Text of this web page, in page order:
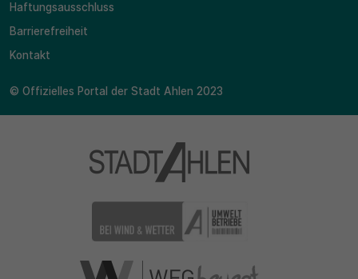
Haftungsausschluss
Barrierefreiheit
Kontakt
© Offizielles Portal der Stadt Ahlen 2023